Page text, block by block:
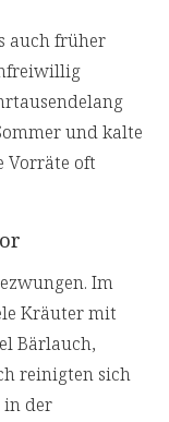
auch früher
und kalte
Vorräte oft
Im
Kräuter mit
Bärlauch,
reinigten sich
in der